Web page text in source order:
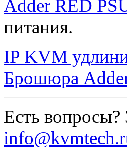
Adder RED
питания.
IP KVM
Брошюра
Есть